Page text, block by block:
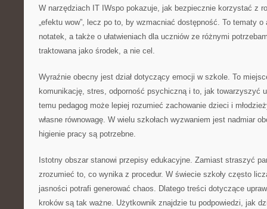
W narzędziach IT IWspo pokazuje, jak bezpiecznie korzystać z
„efektu wow”, lecz po to, by wzmacniać dostępność. To tematy
notatek, a także o ułatwieniach dla uczniów ze różnymi
traktowana jako środek, a nie cel.
Wyraźnie obecny jest dział dotyczący emocji w szkole. To
komunikację, stres, odporność psychiczną i to, jak towarzyszyć
temu pedagog może lepiej rozumieć zachowanie dzieci i
własne równowagę. W wielu szkołach wyzwaniem jest nadmiar
higienie pracy są potrzebne.
Istotny obszar stanowi przepisy edukacyjne. Zamiast straszyć
zrozumieć to, co wynika z procedur. W świecie szkoły często
jasności potrafi generować chaos. Dlatego treści dotyczące
kroków są tak ważne. Użytkownik znajdzie tu podpowiedzi, jak